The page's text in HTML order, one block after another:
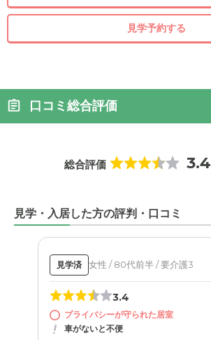
見学予約する
口コミ総合評価
総合評価 3.4
見学・入居した方の評判・口コミ
見学済 女性 / 80代前半 / 要介護3
3.4
プライバシーが守られた居室
車がないと不便